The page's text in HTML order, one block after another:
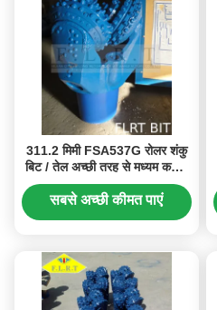
311.2 मिमी FSA537G रोलर शंकु
बिट / तेल अच्छी तरह से मध्यम कठिन
गठन के लिए ड्रिल बिट
सबसे अच्छी कीमत पाएं